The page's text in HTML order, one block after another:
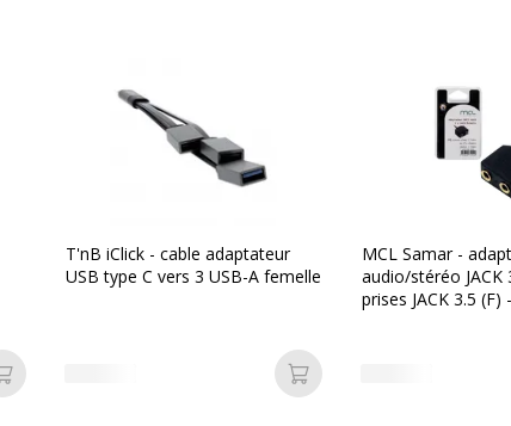
Ajouter au panier
T'nB iClick - cable adaptateur
USB type C vers 3 USB-A femelle
Ajouter au panier
MCL Samar -
audio/stéréo JACK
prises JACK 3.5